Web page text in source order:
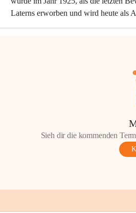
Laterns erworben und wird heute als
Sieh dir die kommenden